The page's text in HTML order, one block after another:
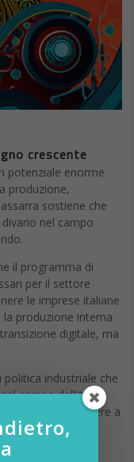
crescente
potenziale enorme
produzione,
sostiene che
nel campo
il programma di
per il settore
le imprese italiane
produzione interna
digitale, ma
politica industriale che
campo dell’AI,
e competere a